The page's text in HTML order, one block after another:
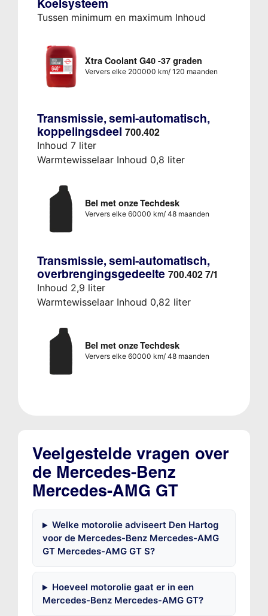
Koelsysteem
Tussen minimum en maximum Inhoud
Xtra Coolant G40 -37 graden
Ververs elke 200000 km/ 120 maanden
Transmissie, semi-automatisch,
koppelingsdeel 700.402
Inhoud 7 liter
Warmtewisselaar Inhoud 0,8 liter
Bel met onze Techdesk
Ververs elke 60000 km/ 48 maanden
Transmissie, semi-automatisch,
overbrengingsgedeelte 700.402 7/1
Inhoud 2,9 liter
Warmtewisselaar Inhoud 0,82 liter
Bel met onze Techdesk
Ververs elke 60000 km/ 48 maanden
Veelgestelde vragen over
de Mercedes-Benz
Mercedes-AMG GT
Welke motorolie adviseert Den Hartog
voor de Mercedes-Benz Mercedes-AMG
GT Mercedes-AMG GT S?
Hoeveel motorolie gaat er in een
Mercedes-Benz Mercedes-AMG GT?